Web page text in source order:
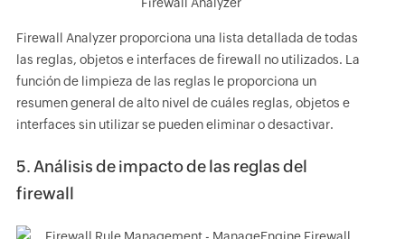
Firewall Analyzer proporciona una lista detallada de todas
las reglas, objetos e interfaces de firewall no utilizados. La
función de limpieza de las reglas le proporciona un
resumen general de alto nivel de cuáles reglas, objetos e
interfaces sin utilizar se pueden eliminar o desactivar.
5. Análisis de impacto de las reglas del
firewall